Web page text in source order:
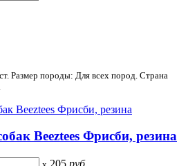
Размер породы: Для всех пород. Страна
Beeztees Фрисби, резина